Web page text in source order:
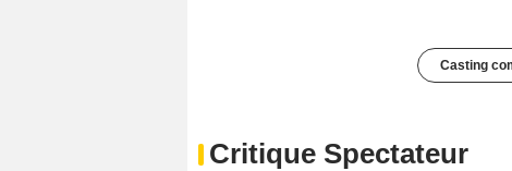
Casting
Critique Spectateur